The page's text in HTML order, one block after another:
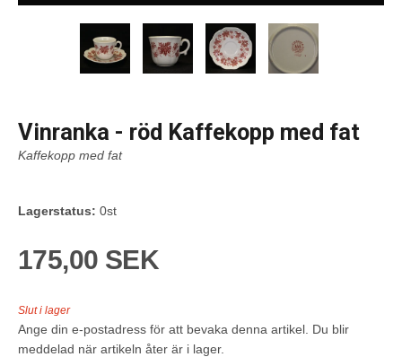
Vinranka - röd Kaffekopp med fat
Kaffekopp med fat
Lagerstatus: 0st
175,00 SEK
Slut i lager
Ange din e-postadress för att bevaka denna artikel. Du blir
meddelad när artikeln åter är i lager.